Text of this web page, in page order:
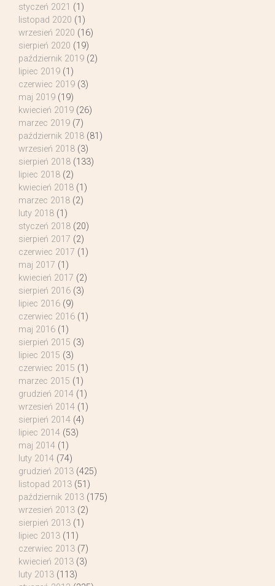
styczeń 2021 (1)
listopad 2020 (1)
wrzesień 2020 (16)
sierpień 2020 (19)
październik 2019 (2)
lipiec 2019 (1)
czerwiec 2019 (3)
maj 2019 (19)
kwiecień 2019 (26)
marzec 2019 (7)
październik 2018 (81)
wrzesień 2018 (3)
sierpień 2018 (133)
lipiec 2018 (2)
kwiecień 2018 (1)
marzec 2018 (2)
luty 2018 (1)
styczeń 2018 (20)
sierpień 2017 (2)
czerwiec 2017 (1)
maj 2017 (1)
kwiecień 2017 (2)
sierpień 2016 (3)
lipiec 2016 (9)
czerwiec 2016 (1)
maj 2016 (1)
sierpień 2015 (3)
lipiec 2015 (3)
czerwiec 2015 (1)
marzec 2015 (1)
grudzień 2014 (1)
wrzesień 2014 (1)
sierpień 2014 (4)
lipiec 2014 (53)
maj 2014 (1)
luty 2014 (74)
grudzień 2013 (425)
listopad 2013 (51)
październik 2013 (175)
wrzesień 2013 (2)
sierpień 2013 (1)
lipiec 2013 (11)
czerwiec 2013 (7)
kwiecień 2013 (3)
luty 2013 (113)